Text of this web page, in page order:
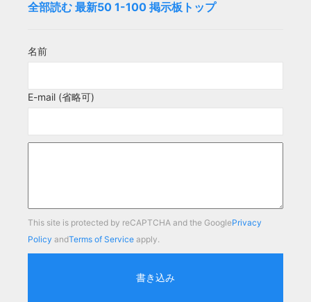
全部読む 最新50 1-100 掲示板トップ
名前
E-mail (省略可)
This site is protected by reCAPTCHA and the GooglePrivacy
Policy andTerms of Service apply.
書き込み